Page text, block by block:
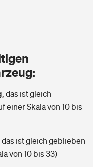
ich im Alter?
das ist gleich
einer Skala von 10 bis
das ist gleich geblieben
von 10 bis 33)